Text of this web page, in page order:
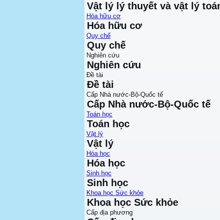
Vật lý lý thuyết và vật lý
Hóa hữu cơ
Hóa hữu cơ
Quy chế
Quy chế
Nghiên cứu
Nghiên cứu
Đề tài
Đề tài
Cấp Nhà nước-Bộ-Quốc tế
Cấp Nhà nước-Bộ-Quốc tế
Toán học
Toán học
Vật lý
Vật lý
Hóa học
Hóa học
Sinh học
Sinh học
Khoa học Sức khỏe
Khoa học Sức khỏe
Cấp địa phương